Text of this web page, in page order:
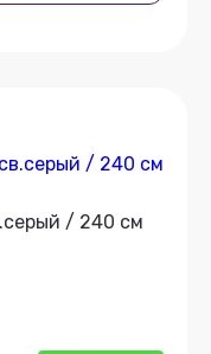
/ 240 см